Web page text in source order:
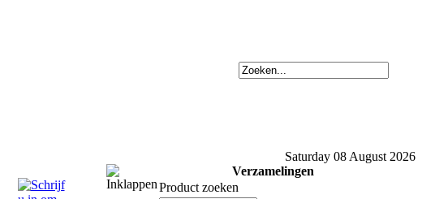
Saturday 08 August 2026
Verzamelingen
Product zoeken